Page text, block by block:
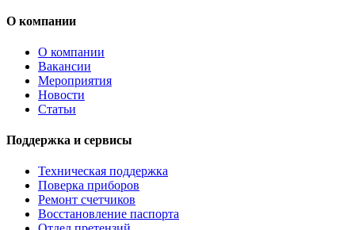
О компании
О компании
Вакансии
Мероприятия
Новости
Статьи
Поддержка и сервисы
Техническая поддержка
Поверка приборов
Ремонт счетчиков
Восстановление паспорта